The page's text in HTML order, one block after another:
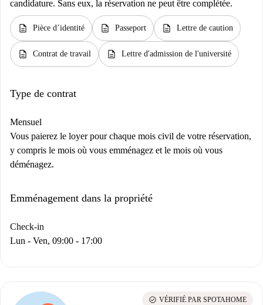
candidature. Sans eux, la réservation ne peut être complétée.
description Pièce d’identité description Passeport description Lettre de caution
description Contrat de travail description Lettre d'admission de l'université
Type de contrat
Mensuel
Vous paierez le loyer pour chaque mois civil de votre réservation,
y compris le mois où vous emménagez et le mois où vous
déménagez.
Emménagement dans la propriété
Check-in
Lun - Ven, 09:00 - 17:00
check_circle VÉRIFIÉ PAR SPOTAHOME